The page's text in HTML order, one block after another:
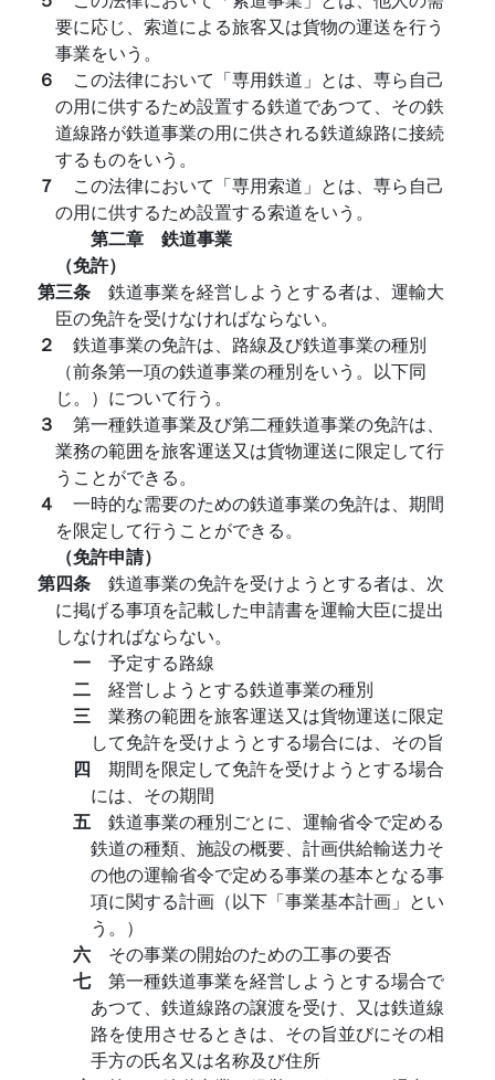
要に応じ、索道による旅客又は貨物の運送を行う
事業をいう。
６ この法律において「専用鉄道」とは、専ら自己
の用に供するため設置する鉄道であつて、その鉄
道線路が鉄道事業の用に供される鉄道線路に接続
するものをいう。
７ この法律において「専用索道」とは、専ら自己
の用に供するため設置する索道をいう。
第二章 鉄道事業
（免許）
第三条 鉄道事業を経営しようとする者は、運輸大
臣の免許を受けなければならない。
２ 鉄道事業の免許は、路線及び鉄道事業の種別
（前条第一項の鉄道事業の種別をいう。以下同
じ。）について行う。
３ 第一種鉄道事業及び第二種鉄道事業の免許は、
業務の範囲を旅客運送又は貨物運送に限定して行
うことができる。
４ 一時的な需要のための鉄道事業の免許は、期間
を限定して行うことができる。
（免許申請）
第四条 鉄道事業の免許を受けようとする者は、次
に掲げる事項を記載した申請書を運輸大臣に提出
しなければならない。
一 予定する路線
二 経営しようとする鉄道事業の種別
三 業務の範囲を旅客運送又は貨物運送に限定
して免許を受けようとする場合には、その旨
四 期間を限定して免許を受けようとする場合
には、その期間
五 鉄道事業の種別ごとに、運輸省令で定める
鉄道の種類、施設の概要、計画供給輸送力そ
の他の運輸省令で定める事業の基本となる事
項に関する計画（以下「事業基本計画」とい
う。）
六 その事業の開始のための工事の要否
七 第一種鉄道事業を経営しようとする場合で
あつて、鉄道線路の譲渡を受け、又は鉄道線
路を使用させるときは、その旨並びにその相
手方の氏名又は名称及び住所